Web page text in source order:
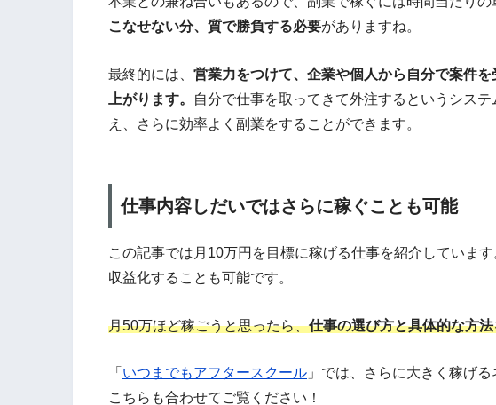
こなせない分、質で勝負する必要がありますね。
最終的には、 営業力をつけて、企業や個人から自分で案件
上がります。
自分で仕事を取ってきて外注するというシス
え、さらに効率よく副業をすることができます。
仕事内容しだいではさらに稼ぐことも可能
この記事では月10万円を目標に稼げる仕事を紹介していま
収益化することも可能です。
月50万ほど稼ごうと思ったら、仕事の選び方と具体的な方法
「 いつまでもアフタースクール 」では、さらに大きく稼げ
こちらも合わせてご覧ください！